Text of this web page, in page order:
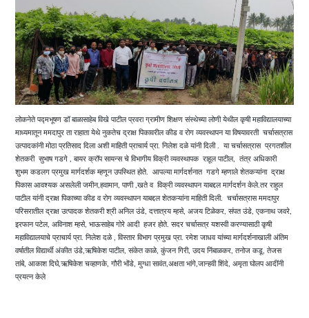
लोकनेते पद्मभूषण डॉ बाळासाहेब विखे पाटील प्रवरा ग्रामीण शिक्षण संस्थेच्या लोणी येथील कृषी महाविद्यालयाच्या
माध्यमातून ममदापुर ता राहाता येथे नुकतेच द्राक्ष पिकावरील कीड व रोग व्यवस्थापन या विषयावरती चर्चासत्रास
उत्पादकांनी मोठा प्रतिसाद दिला अशी माहिती प्राचार्य प्रा. निलेश दळे यांनी दिली . या चर्चासत्रास प्रगतशील
शेतकरी सुभाष गडगे , बायर क्रॉप सायन्स चे विभागीय विक्री व्यवस्थापक राहूल पाटील, तंत्र अधिकारी
शुभम कडलग प्रमुख मार्गदर्शक म्हणून उपस्थित होते. आपल्या मार्गदर्शनात गडगे म्हणाले शेतकऱ्यांना द्राक्ष
पिकास आवश्यक असलेली जमीन,हवामान, पाणी ,खते व विक्री व्यवस्थापन याबद्दल मार्गदर्शन केले.तर राहुल
पाटील यांनी द्राक्ष पिकाच्या कीड व रोग व्यवस्थापन याबद्दल शेतकऱ्यांना माहिती दिली. चर्चासत्रास ममदापुर
परिसरातील द्राक्ष उत्पादक शेतकरी श्री अनिल उंडे, दत्तात्रय म्हसे, अजय टिळेकर, संपत उंडे, एकनाथ जवरे,
इरफान पटेल, अविनाश म्हसे, भाऊसाहेब गोरे आदी हजर होते. सदर चर्चासत्र यशस्वी करण्यासाठी कृषी
महाविद्यालयाचे प्राचार्य प्रा. निलेश दळे , विस्तार विभाग प्रमुख प्रा. रमेश जाधव यांच्या मार्गदर्शनाखाली अंतिम
वर्षातील विद्यार्थी अंकीत उंडे,ऋषिकेश पाटील, संकेत काळे, कुंजन गिरी, उदय निंबाळकर, तनोज कडू, तेजस
तांबे, आकाश दिघे,ऋषिकेश चव्हाणके, गौरी भोंडे, मुग्धा सावंत,अक्षता भांगे,जान्हवी शिंदे, अमृता घोलप आदींनी
प्रयत्न केले